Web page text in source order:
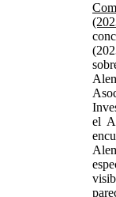
el